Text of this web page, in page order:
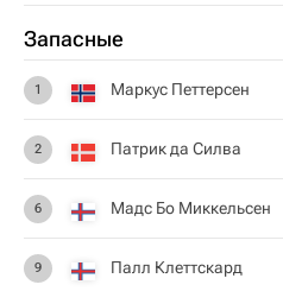
Запасные
1 Маркус Петтерсен
2 Патрик да Силва
6 Мадс Бо Миккельсен
9 Палл Клеттскард